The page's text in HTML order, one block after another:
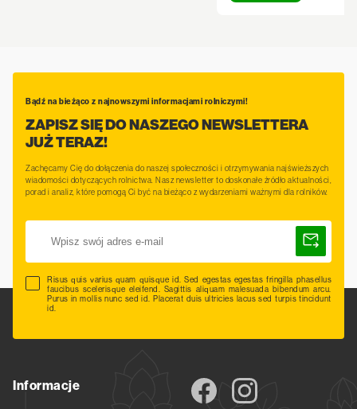
Bądź na bieżąco z najnowszymi informacjami rolniczymi!
ZAPISZ SIĘ DO NASZEGO NEWSLETTERA
JUŻ TERAZ!
Zachęcamy Cię do dołączenia do naszej społeczności i otrzymywania najświeższych
wiadomości dotyczących rolnictwa. Nasz newsletter to doskonałe źródło aktualności,
porad i analiz, które pomogą Ci być na bieżąco z wydarzeniami ważnymi dla rolników.
Risus quis varius quam quisque id. Sed egestas egestas fringilla phasellus
faucibus scelerisque eleifend. Sagittis aliquam malesuada bibendum arcu.
Purus in mollis nunc sed id. Placerat duis ultricies lacus sed turpis tincidunt
id.
Informacje